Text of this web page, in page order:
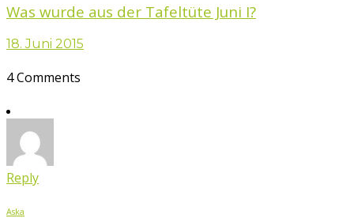
Was wurde aus der Tafeltüte Juni I?
18. Juni 2015
4 Comments
Reply
Aska